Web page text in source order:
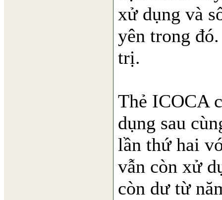
xử dụng và
yên trong
trị.
Thẻ ICOCA
dụng sau
lần thứ hai
vẫn còn xử
còn dư từ